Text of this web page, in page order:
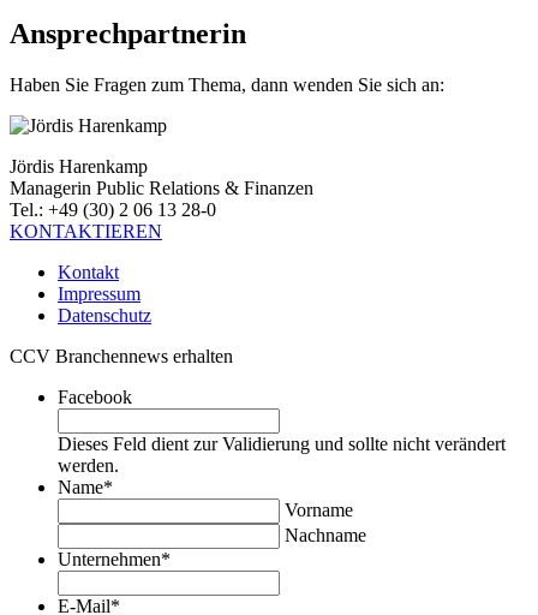
Ansprechpartnerin
Haben Sie Fragen zum Thema, dann wenden Sie sich an:
Jördis Harenkamp
Managerin Public Relations & Finanzen
Tel.: +49 (30) 2 06 13 28-0
KONTAKTIEREN
Kontakt
Impressum
Datenschutz
CCV Branchennews erhalten
Facebook
Dieses Feld dient zur Validierung und sollte nicht verändert
werden.
Name*
Vorname
Nachname
Unternehmen*
E-Mail*